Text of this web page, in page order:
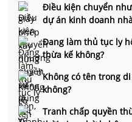
Điều kiện chuyển
dự án kinh doanh
Đang làm thủ tục ly
thừa kế không?
Không có tên trong
không?
Tranh chấp quyền